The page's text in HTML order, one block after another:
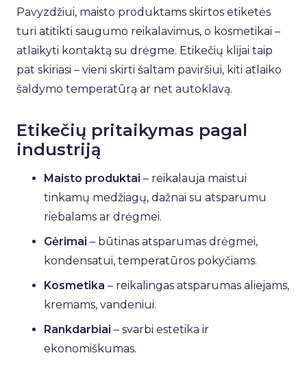
Pavyzdžiui, maisto produktams skirtos etiketės
turi atitikti saugumo reikalavimus, o kosmetikai –
atlaikyti kontaktą su drėgme. Etikečių klijai taip
pat skiriasi – vieni skirti šaltam paviršiui, kiti atlaiko
šaldymo temperatūrą ar net autoklavą.
Etikečių pritaikymas pagal
industriją
Maisto produktai – reikalauja maistui
tinkamų medžiagų, dažnai su atsparumu
riebalams ar drėgmei.
Gėrimai – būtinas atsparumas drėgmei,
kondensatui, temperatūros pokyčiams.
Kosmetika – reikalingas atsparumas aliejams,
kremams, vandeniui.
Rankdarbiai – svarbi estetika ir
ekonomiškumas.